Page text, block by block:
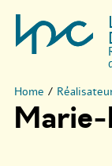
Home /